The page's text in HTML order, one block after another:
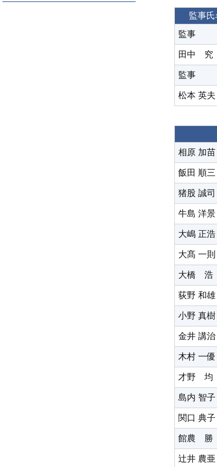
監事氏
監事
田中 究
監事
松本 英夫
相原 加苗
飯田 順三
猪股 誠司
牛島 洋景
大嶋 正浩
大髙 一則
大橋 浩
荻野 和雄
小野 真樹
金井 講治
木村 一優
才野 均
島内 智子
関口 典子
館農 勝
辻井 農亜